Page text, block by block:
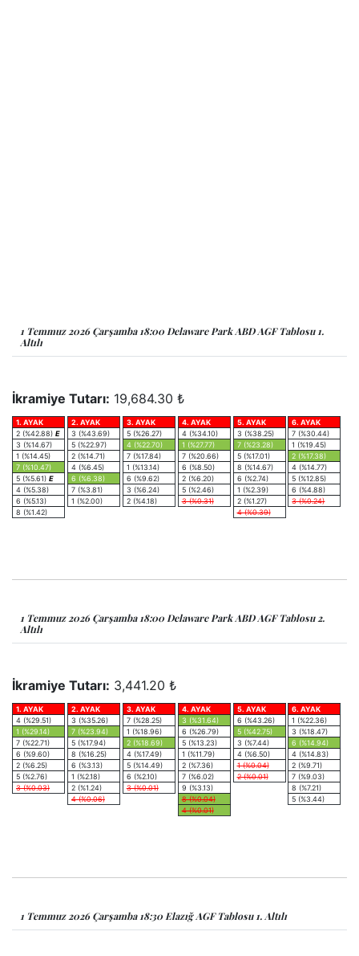
1 Temmuz 2026 Çarşamba 18:00 Delaware Park ABD AGF Tablosu 1.
Altılı
İkramiye Tutarı: 19,684.30 ₺
1. AYAK
2 (%42.88) E
3 (%14.67)
1 (%14.45)
7 (%10.47)
5 (%5.61) E
4 (%5.38)
6 (%5.13)
8 (%1.42)
2. AYAK
3 (%43.69)
5 (%22.97)
2 (%14.71)
4 (%6.45)
6 (%6.38)
7 (%3.81)
1 (%2.00)
3. AYAK
5 (%26.27)
4 (%22.70)
7 (%17.84)
1 (%13.14)
6 (%9.62)
3 (%6.24)
2 (%4.18)
4. AYAK
4 (%34.10)
1 (%27.77)
7 (%20.66)
6 (%8.50)
2 (%6.20)
5 (%2.46)
3 (%0.31)
5. AYAK
3 (%38.25)
7 (%23.28)
5 (%17.01)
8 (%14.67)
6 (%2.74)
1 (%2.39)
2 (%1.27)
4 (%0.39)
6. AYAK
7 (%30.44)
1 (%19.45)
2 (%17.38)
4 (%14.77)
5 (%12.85)
6 (%4.88)
3 (%0.24)
1 Temmuz 2026 Çarşamba 18:00 Delaware Park ABD AGF Tablosu 2.
Altılı
İkramiye Tutarı: 3,441.20 ₺
1. AYAK
4 (%29.51)
1 (%29.14)
7 (%22.71)
6 (%9.60)
2 (%6.25)
5 (%2.76)
3 (%0.03)
2. AYAK
3 (%35.26)
7 (%23.94)
5 (%17.94)
8 (%16.25)
6 (%3.13)
1 (%2.18)
2 (%1.24)
4 (%0.06)
3. AYAK
7 (%28.25)
1 (%18.96)
2 (%18.69)
4 (%17.49)
5 (%14.49)
6 (%2.10)
3 (%0.01)
4. AYAK
3 (%31.64)
6 (%26.79)
5 (%13.23)
1 (%11.79)
2 (%7.36)
7 (%6.02)
9 (%3.13)
8 (%0.04)
4 (%0.01)
5. AYAK
6 (%43.26)
5 (%42.75)
3 (%7.44)
4 (%6.50)
1 (%0.04)
2 (%0.01)
6. AYAK
1 (%22.36)
3 (%18.47)
6 (%14.94)
4 (%14.83)
2 (%9.71)
7 (%9.03)
8 (%7.21)
5 (%3.44)
1 Temmuz 2026 Çarşamba 18:30 Elazığ AGF Tablosu 1. Altılı